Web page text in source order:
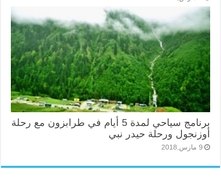
برنامج سياحي لمدة 5 أيام في طرابزون مع رحلة
أوزنجول ورحلة حيدر نبي
9 مارس,2018